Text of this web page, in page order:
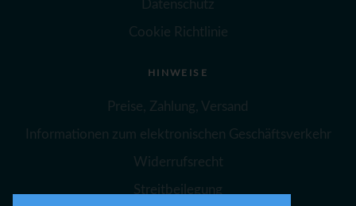
Datenschutz
Cookie Richtlinie
HINWEISE
Preise, Zahlung, Versand
Informationen zum elektronischen Geschäftsverkehr
Widerrufsrecht
Streitbeilegung